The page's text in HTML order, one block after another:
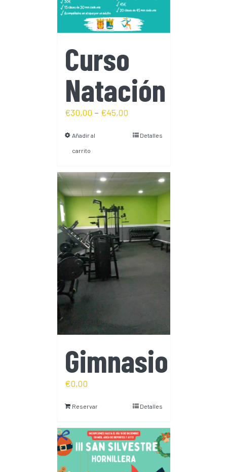
Curso
Natación
€30,00 – €45,00
Añadir al
carrito
Detalles
Gimnasio
€0,00
Reservar Detalles